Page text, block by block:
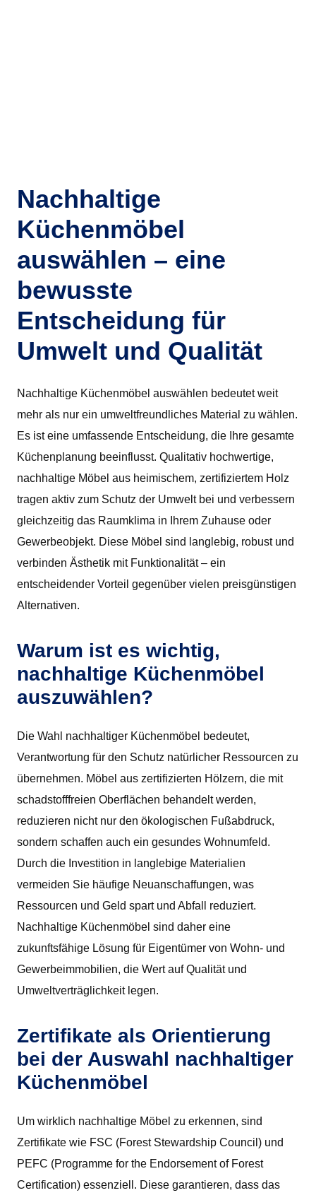
Nachhaltige
Küchenmöbel
auswählen – eine
bewusste
Entscheidung für
Umwelt und Qualität
Nachhaltige Küchenmöbel auswählen bedeutet weit
mehr als nur ein umweltfreundliches Material zu wählen.
Es ist eine umfassende Entscheidung, die Ihre gesamte
Küchenplanung beeinflusst. Qualitativ hochwertige,
nachhaltige Möbel aus heimischem, zertifiziertem Holz
tragen aktiv zum Schutz der Umwelt bei und verbessern
gleichzeitig das Raumklima in Ihrem Zuhause oder
Gewerbeobjekt. Diese Möbel sind langlebig, robust und
verbinden Ästhetik mit Funktionalität – ein
entscheidender Vorteil gegenüber vielen preisgünstigen
Alternativen.
Warum ist es wichtig,
nachhaltige Küchenmöbel
auszuwählen?
Die Wahl nachhaltiger Küchenmöbel bedeutet,
Verantwortung für den Schutz natürlicher Ressourcen zu
übernehmen. Möbel aus zertifizierten Hölzern, die mit
schadstofffreien Oberflächen behandelt werden,
reduzieren nicht nur den ökologischen Fußabdruck,
sondern schaffen auch ein gesundes Wohnumfeld.
Durch die Investition in langlebige Materialien
vermeiden Sie häufige Neuanschaffungen, was
Ressourcen und Geld spart und Abfall reduziert.
Nachhaltige Küchenmöbel sind daher eine
zukunftsfähige Lösung für Eigentümer von Wohn- und
Gewerbeimmobilien, die Wert auf Qualität und
Umweltverträglichkeit legen.
Zertifikate als Orientierung
bei der Auswahl nachhaltiger
Küchenmöbel
Um wirklich nachhaltige Möbel zu erkennen, sind
Zertifikate wie FSC (Forest Stewardship Council) und
PEFC (Programme for the Endorsement of Forest
Certification) essenziell. Diese garantieren, dass das